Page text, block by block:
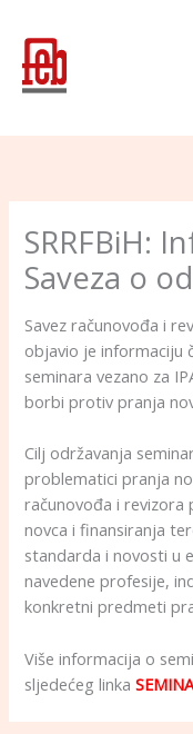
content
SRRFBiH:
Saveza o
Savez računovođa i
objavio je informaciju
seminara vezano za
borbi protiv pranja
Cilj održavanja
problematici pranja
računovođa i revizora
novca i finansiranja
standarda i novosti u
navedene profesije,
konkretni predmeti
Više informacija o
sljedećeg linka